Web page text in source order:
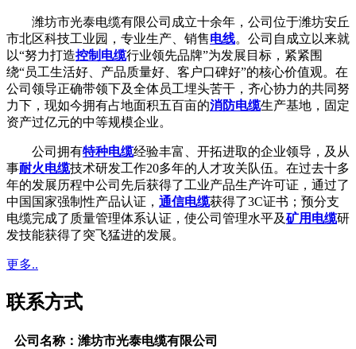
潍坊市光泰电缆有限公司成立十余年，公司位于潍坊安丘
市北区科技工业园，专业生产、销售电线。公司自成立以来就
以“努力打造控制电缆行业领先品牌”为发展目标，紧紧围
绕“员工生活好、产品质量好、客户口碑好”的核心价值观。在
公司领导正确带领下及全体员工埋头苦干，齐心协力的共同努
力下，现如今拥有占地面积五百亩的消防电缆生产基地，固定
资产过亿元的中等规模企业。
公司拥有特种电缆经验丰富、开拓进取的企业领导，及从
事耐火电缆技术研发工作20多年的人才攻关队伍。在过去十多
年的发展历程中公司先后获得了工业产品生产许可证，通过了
中国国家强制性产品认证， 通信电缆获得了3C证书；预分支
电缆完成了质量管理体系认证，使公司管理水平及矿用电缆研
发技能获得了突飞猛进的发展。
更多..
联系方式
公司名称：潍坊市光泰电缆有限公司